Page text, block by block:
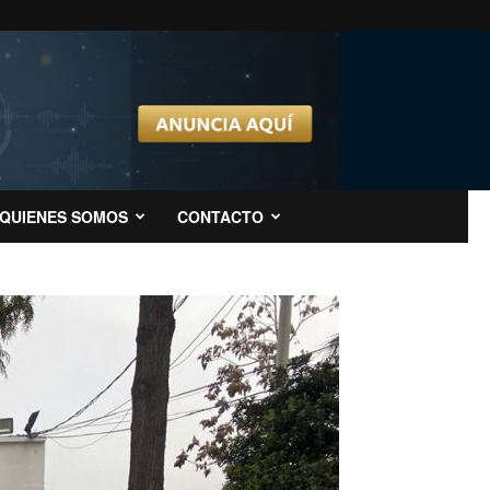
QUIENES SOMOS CONTACTO